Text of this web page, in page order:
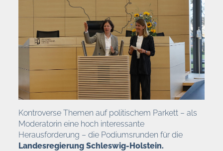
Kontroverse Themen auf politischem Parkett – als
Moderatorin eine hoch interessante
Herausforderung – die Podiumsrunden für die
Landesregierung Schleswig-Holstein.